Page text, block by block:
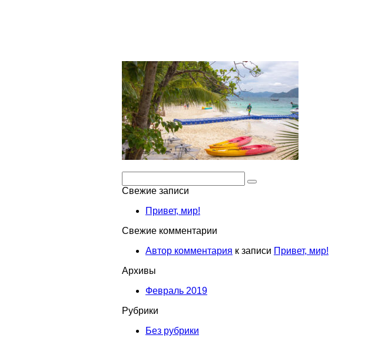
Свежие записи
Привет, мир!
Свежие комментарии
Автор комментария к записи Привет, мир!
Архивы
Февраль 2019
Рубрики
Без рубрики